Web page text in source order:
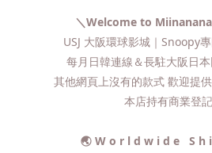
＼Welcome to Miinanana
USJ 大阪環球影城｜Snoopy
每月日韓連線＆長駐大阪日本
其他網頁上沒有的款式 歡迎提
本店持有商業登
🌏 W o r l d w i d e S h